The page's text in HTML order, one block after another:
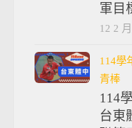
軍目
12 2
114學
青棒
114
台東